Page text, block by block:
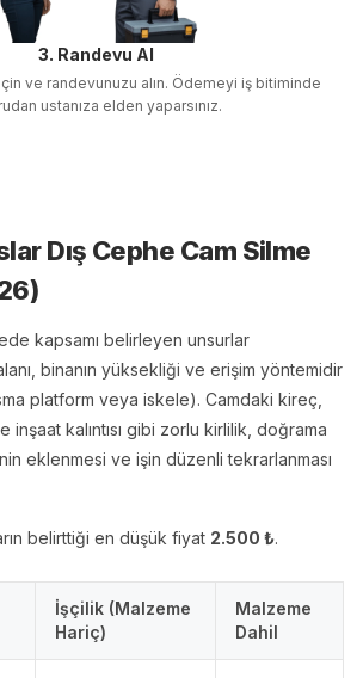
3. Randevu Al
ve randevunuzu alın. Ödemeyi iş bitiminde
ustanıza elden yaparsınız.
Dış Cephe Cam Silme
)
kapsamı belirleyen unsurlar
binanın yüksekliği ve erişim yöntemidir
platform veya iskele). Camdaki kireç,
inşaat kalıntısı gibi zorlu kirlilik, doğrama
eklenmesi ve işin düzenli tekrarlanması
belirttiği en düşük fiyat 2.500 ₺.
İşçilik (Malzeme
Hariç)
Malzeme
Dahil